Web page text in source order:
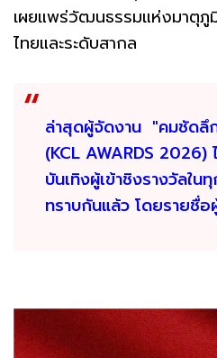
เผยแพร่วัฒนธรรมแห่งมาตุภู
ไทยและระดับสากล
ล่าสุดผู้จัดงาน "คมชัดลึ
(KCL AWARDS 2026)
บันเทิงผู้เข้าชิงรางวัลใน
ทราบกันแล้ว โดยรายชื่